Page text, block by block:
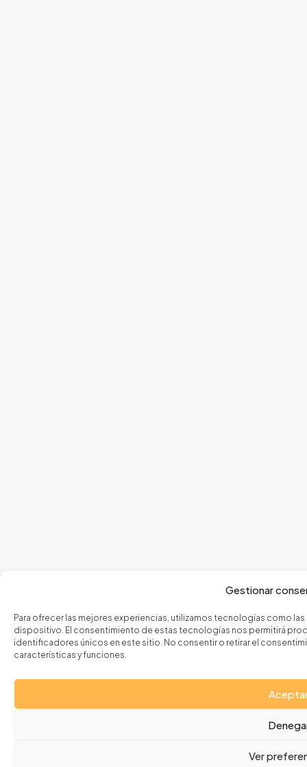
Gestionar
Para ofrecer las mejores experiencias, utilizamos tecnologías como
dispositivo. El consentimiento de estas tecnologías nos permitirá
identificadores únicos en este sitio. No consentir o retirar el
características y funciones.
Ver